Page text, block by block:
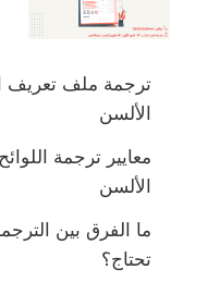
ترجمة ملف تعريف
الألسن
معايير ترجمة
الألسن
ما الفرق بين
تحتاج؟